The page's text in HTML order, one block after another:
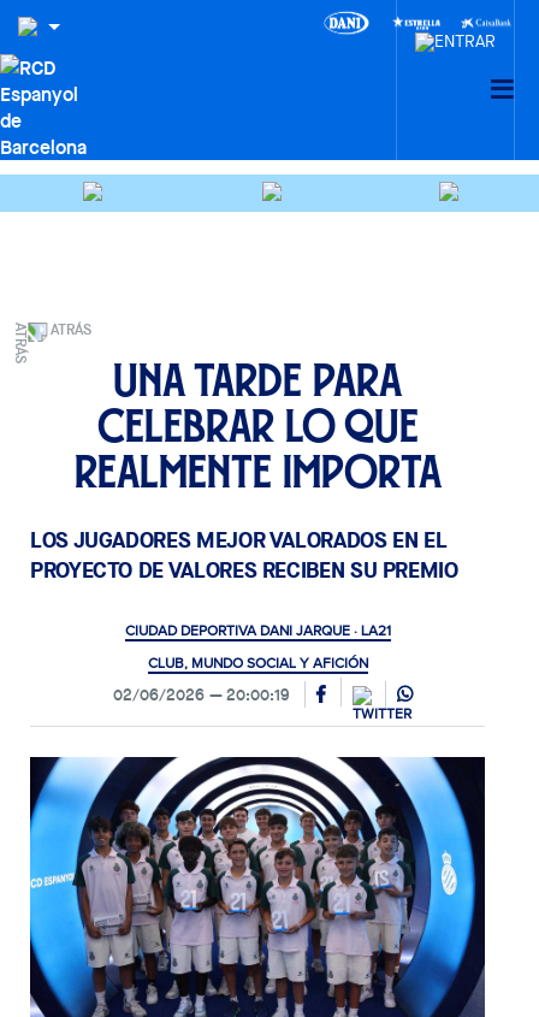
ATRÁS
Una tarde para
celebrar lo que
realmente importa
LOS JUGADORES MEJOR VALORADOS EN EL
PROYECTO DE VALORES RECIBEN SU PREMIO
CIUDAD DEPORTIVA DANI JARQUE · LA21
CLUB, MUNDO SOCIAL Y AFICIÓN
02/06/2026 20:00:19